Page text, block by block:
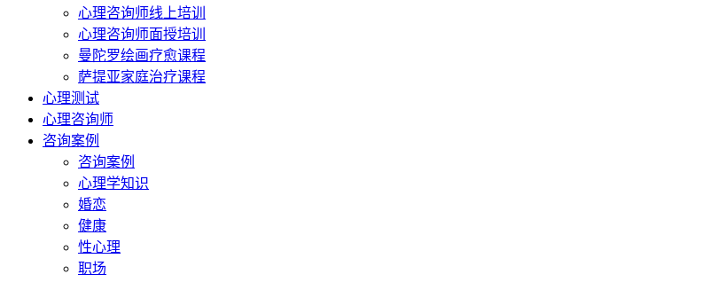
心理咨询师线上培训
心理咨询师面授培训
曼陀罗绘画疗愈课程
萨提亚家庭治疗课程
心理测试
心理咨询师
咨询案例
咨询案例
心理学知识
婚恋
健康
性心理
职场